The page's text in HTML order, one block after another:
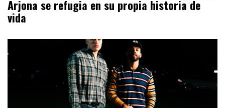
Arjona se refugia en su propia historia de
vida